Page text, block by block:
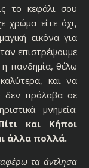
το κεφάλι σου
χρώμα είτε όχι,
εικόνα για
επιστρέψουμε
η πανδημία, θέλω
και να
δεν πρόλαβα σε
μνημεία:
και Κήποι
άλλα πολλά.
τα άντλησα